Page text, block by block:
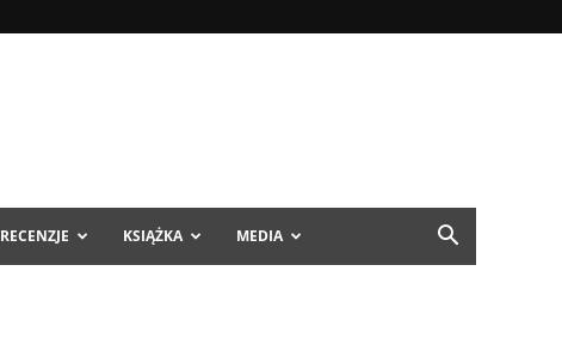
RECENZJE KSIĄŻKA MEDIA